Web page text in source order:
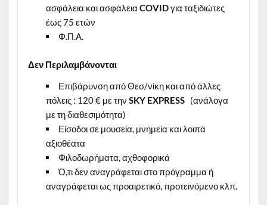
ασφάλεια και ασφάλεια COVIDγια ταξιδιώτες
έως 75 ετών
Φ.Π.Α.
Δεν Περιλαμβάνονται
Επιβάρυνση από Θεσ/νίκη και από άλλες
πόλεις : 120 € με την SKY EXPRESS (ανάλογα
με τη διαθεσιμότητα)
Είσοδοι σε μουσεία, μνημεία και λοιπά
αξιοθέατα
Φιλοδωρήματα, αχθοφορικά
Ό,τι δεν αναγράφεται στο πρόγραμμα ή
αναγράφεται ως προαιρετικό, προτεινόμενο κλπ.